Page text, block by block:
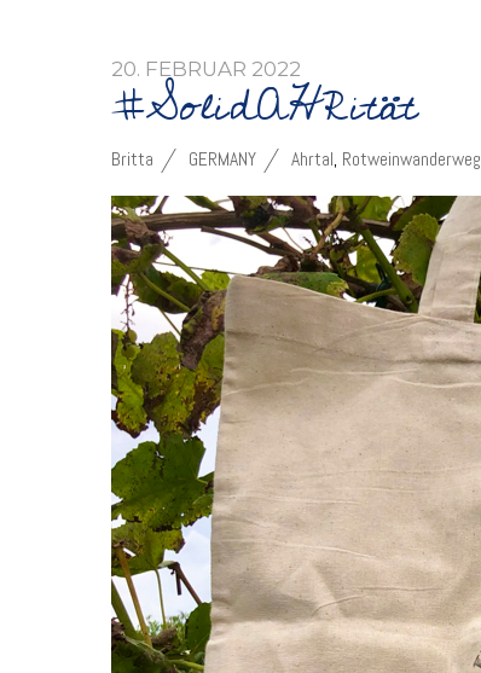
20. FEBRUAR 2022
#SolidAHRität
Britta GERMANY Ahrtal, Rotweinwanderweg